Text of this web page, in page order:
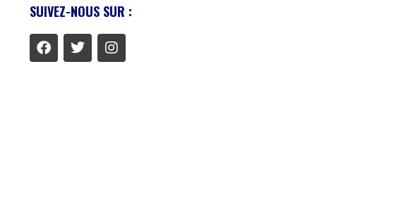
SUIVEZ-NOUS SUR :